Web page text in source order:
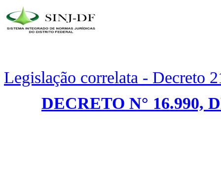
Legislação correlata - Decreto
DECRETO N° 16.990,